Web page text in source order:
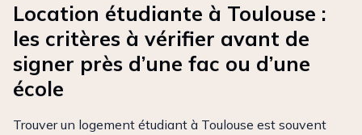
Location étudiante à Toulouse :
les critères à vérifier avant de
signer près d’une fac ou d’une
école
Trouver un logement étudiant à Toulouse est souvent